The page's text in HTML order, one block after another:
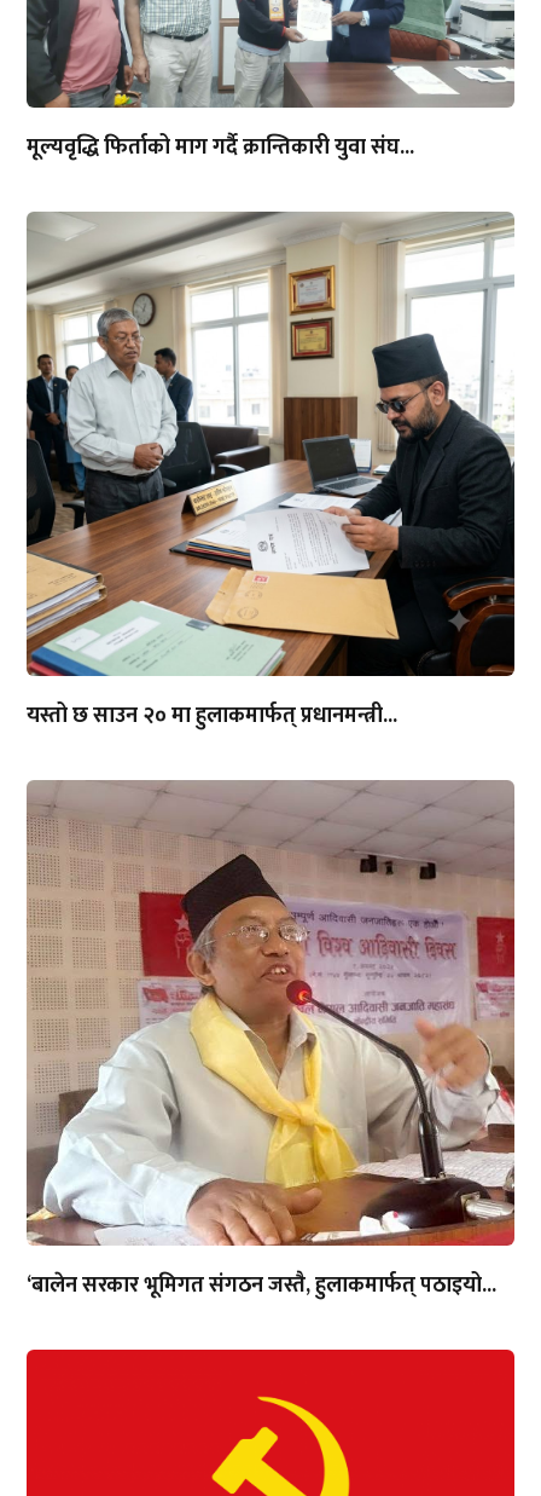
मूल्यवृद्धि फिर्ताको माग गर्दै क्रान्तिकारी युवा संघ...
यस्तो छ साउन २० मा हुलाकमार्फत् प्रधानमन्त्री...
‘बालेन सरकार भूमिगत संगठन जस्तै, हुलाकमार्फत् पठाइयो...